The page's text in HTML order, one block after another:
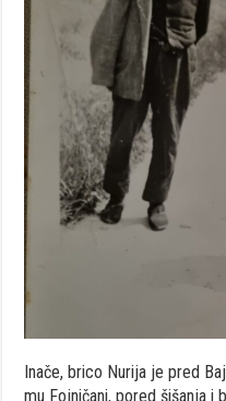
Inače, brico Nurija je pred
mu Fojničani, pored šišanja i